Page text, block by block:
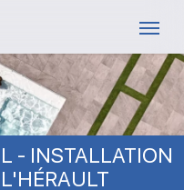
- INSTALLATION